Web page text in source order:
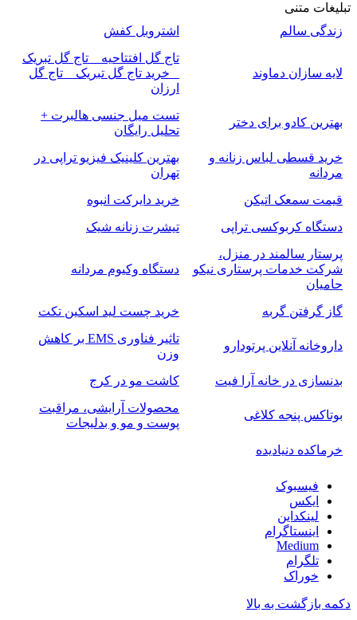
تبلیغات متنی
زندگی سالم
اشتروبل کفش
لایه سازان دماوند
تاج گل افتتاحیه _ تاج گل تبریک
_ خرید تاج گل تبریک _ تاج گل
ارزان
بهترین کادو برای دختر
تست میل جنسی هالبرت +
تحلیل رایگان
خرید قسطی لباس زنانه و
مردانه
بهترین کلینیک فیزیو تراپی در
تهران
قیمت سمعک اتیکن
خرید دایرکت انبوه
دستگاه کربوکسی تراپی
تیشرت زنانه شیک
پرستار سالمند در منزل،
شرکت خدمات پرستاری نیکو
حامیان
دستگاه وکیوم مردانه
گاز گرفتن گربه خرید چست لید اسکین تکت
داروخانه آنلاین پرتودارو
تاثیر فناوری EMS بر کاهش
وزن
بدنسازی در خانه آرا فیت
کاشت مو در کرج
بوتاکس پنجه کلاغی
محصولات آرایشی، مراقبت
پوست و مو و بدلیجات
خرماکده دنیادیده
فیسبوک
ایکس
لینکداین
اینستاگرام
Medium
تلگرام
خوراک
دکمه بازگشت به بالا